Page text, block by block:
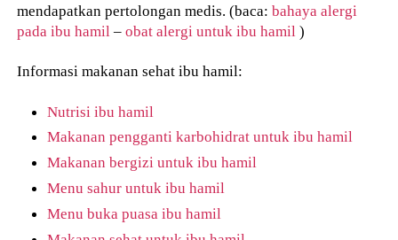
mendapatkan pertolongan medis. (baca:bahaya alergi
pada ibu hamil –obat alergi untuk ibu hamil )
Informasi makanan sehat ibu hamil:
Nutrisi ibu hamil
Makanan pengganti karbohidrat untuk ibu hamil
Makanan bergizi untuk ibu hamil
Menu sahur untuk ibu hamil
Menu buka puasa ibu hamil